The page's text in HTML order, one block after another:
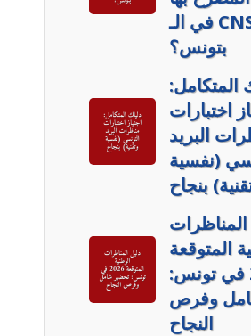
في الـ CNSS
بتونس؟
المتكامل:
اختبارات
البريد
(نفسية
بنجاح
المتوقعة
2026 في تونس:
وفرص
النجاح